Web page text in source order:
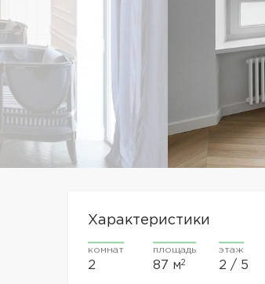
Характеристики
комнат
2
площадь
87 м2
этаж
2 / 5